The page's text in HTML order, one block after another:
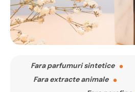
Fara parfumuri sintetice
Fara extracte animale